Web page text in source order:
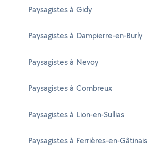
Paysagistes à Gidy
Paysagistes à Dampierre-en-Burly
Paysagistes à Nevoy
Paysagistes à Combreux
Paysagistes à Lion-en-Sullias
Paysagistes à Ferrières-en-Gâtinais